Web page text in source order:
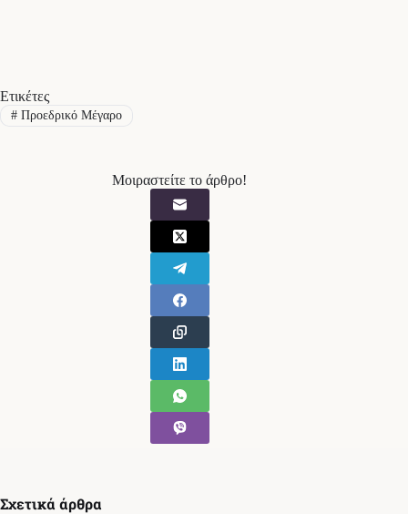
Ετικέτες
#Προεδρικό Μέγαρο
Μοιραστείτε το άρθρο!
Σχετικά άρθρα